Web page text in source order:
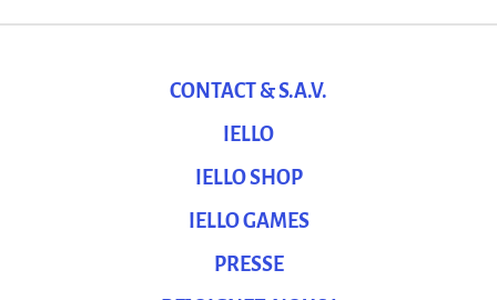
CONTACT & S.A.V.
IELLO
IELLO SHOP
IELLO GAMES
PRESSE